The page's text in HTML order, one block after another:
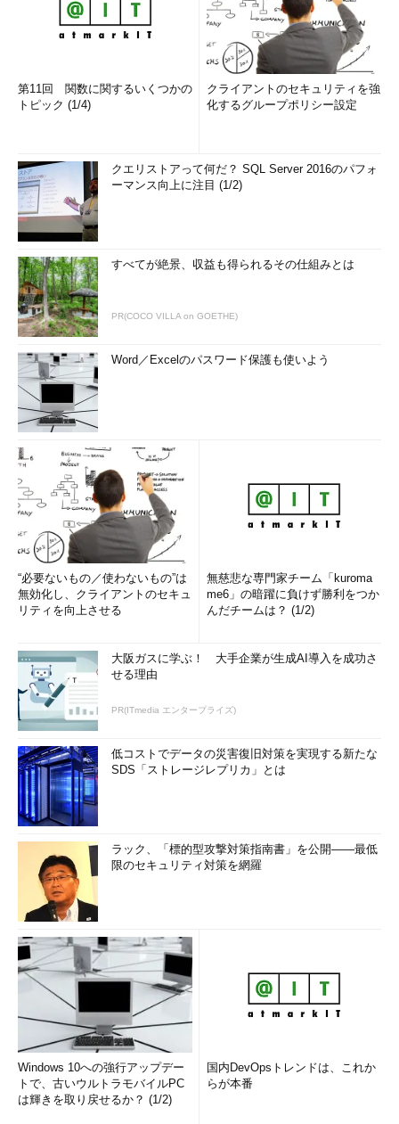
第11回 関数に関するいくつかの
トピック (1/4)
クライアントのセキュリティを強
化するグループポリシー設定
クエリストアって何だ？ SQL Server 2016のパフォ
ーマンス向上に注目 (1/2)
すべてが絶景、収益も得られるその仕組みとは
PR(COCO VILLA on GOETHE)
Word／Excelのパスワード保護も使いよう
“必要ないもの／使わないもの”は
無効化し、クライアントのセキュ
リティを向上させる
無慈悲な専門家チーム「kuroma
me6」の暗躍に負けず勝利をつか
んだチームは？ (1/2)
大阪ガスに学ぶ！ 大手企業が生成AI導入を成功さ
せる理由
PR(ITmedia エンタープライズ)
低コストでデータの災害復旧対策を実現する新たな
SDS「ストレージレプリカ」とは
ラック、「標的型攻撃対策指南書」を公開――最低
限のセキュリティ対策を網羅
Windows 10への強行アップデー
トで、古いウルトラモバイルPC
は輝きを取り戻せるか？ (1/2)
国内DevOpsトレンドは、これか
らが本番